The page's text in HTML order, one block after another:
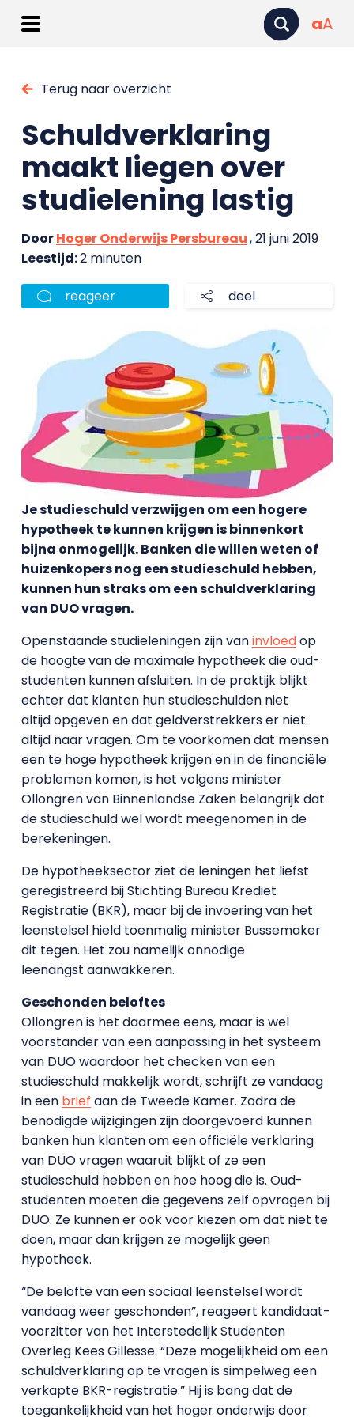
aA
Terug naar overzicht
Schuldverklaring
maakt liegen over
studielening lastig
DoorHoger Onderwijs Persbureau, 21 juni 2019
Leestijd:2 minuten
reageer deel
Je studieschuld verzwijgen om een hogere
hypotheek te kunnen krijgen is binnenkort
bijna onmogelijk. Banken die willen weten of
huizenkopers nog een studieschuld hebben,
kunnen hun straks om een schuldverklaring
van DUO vragen.
Openstaande studieleningen zijn vaninvloedop
de hoogte van de maximale hypotheek die oud-
studenten kunnen afsluiten. In de praktijk blijkt
echter dat klanten hun studieschulden niet
altijd opgeven en dat geldverstrekkers er niet
altijd naar vragen. Om te voorkomen dat mensen
een te hoge hypotheek krijgen en in de financiële
problemen komen, is het volgens minister
Ollongren van Binnenlandse Zaken belangrijk dat
de studieschuld wel wordt meegenomen in de
berekeningen.
De hypotheeksector ziet de leningen het liefst
geregistreerd bij Stichting Bureau Krediet
Registratie (BKR), maar bij de invoering van het
leenstelsel hield toenmalig minister Bussemaker
dit tegen. Het zou namelijk onnodige
leenangst aanwakkeren.
Geschonden beloftes
Ollongren is het daarmee eens, maar is wel
voorstander van een aanpassing in het systeem
van DUO waardoor het checken van een
studieschuld makkelijk wordt, schrijft ze vandaag
in een brief aan de Tweede Kamer. Zodra de
benodigde wijzigingen zijn doorgevoerd kunnen
banken hun klanten om een officiële verklaring
van DUO vragen waaruit blijkt of ze een
studieschuld hebben en hoe hoog die is. Oud-
studenten moeten die gegevens zelf opvragen bij
DUO. Ze kunnen er ook voor kiezen om dat niet te
doen, maar dan krijgen ze mogelijk geen
hypotheek.
“De belofte van een sociaal leenstelsel wordt
vandaag weer geschonden”, reageert kandidaat-
voorzitter van het Interstedelijk Studenten
Overleg Kees Gillesse. “Deze mogelijkheid om een
schuldverklaring op te vragen is simpelweg een
verkapte BKR-registratie.” Hij is bang dat de
toegankelijkheid van het hoger onderwijs door